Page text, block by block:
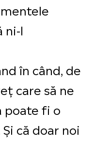
ni-l
în când, de
care să ne
poate fi o
că doar noi